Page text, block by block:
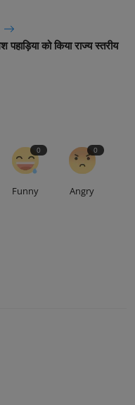
पहाड़िया को किया राज्य स्तरीय
0
Funny
0
Angry